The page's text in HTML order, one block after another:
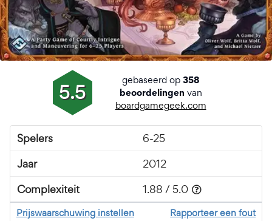
5.5
gebaseerd op 358
beoordelingen van
boardgamegeek.com
Spelers
6-25
Jaar
2012
Complexiteit
1.88 / 5.0
Prijswaarschuwing instellen Rapporteer een fout